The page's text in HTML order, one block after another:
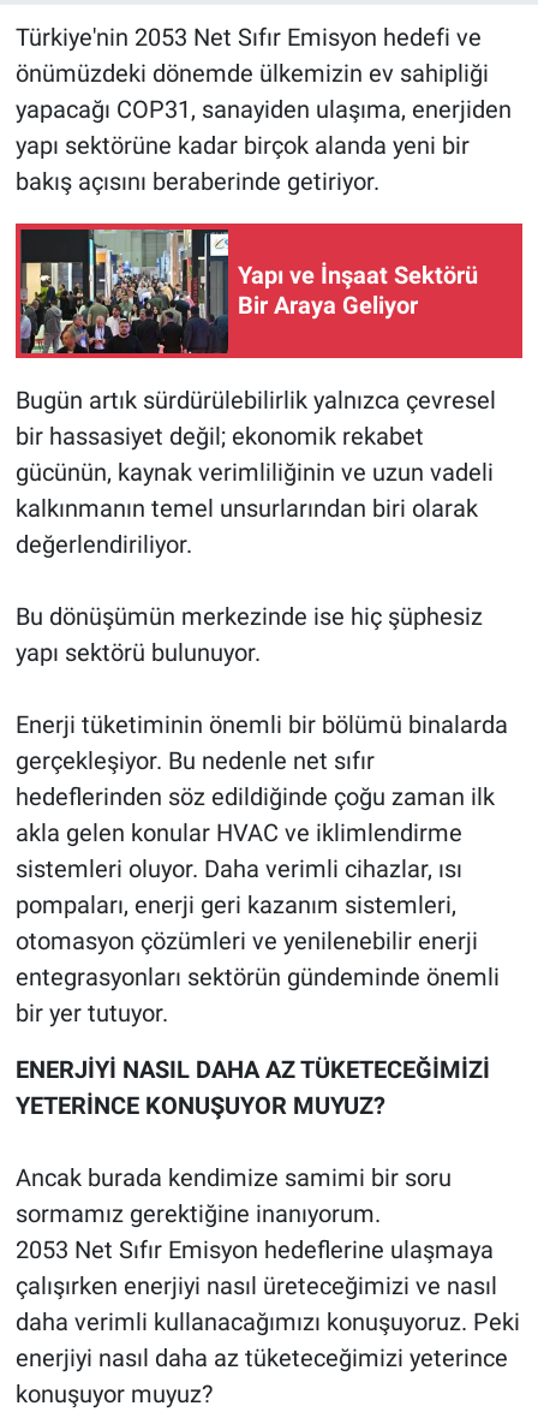
Türkiye'nin 2053 Net Sıfır Emisyon hedefi ve
önümüzdeki dönemde ülkemizin ev sahipliği
yapacağı COP31, sanayiden ulaşıma, enerjiden
yapı sektörüne kadar birçok alanda yeni bir
bakış açısını beraberinde getiriyor.
Yapı ve İnşaat Sektörü
Bir Araya Geliyor
Bugün artık sürdürülebilirlik yalnızca çevresel
bir hassasiyet değil; ekonomik rekabet
gücünün, kaynak verimliliğinin ve uzun vadeli
kalkınmanın temel unsurlarından biri olarak
değerlendiriliyor.
Bu dönüşümün merkezinde ise hiç şüphesiz
yapı sektörü bulunuyor.
Enerji tüketiminin önemli bir bölümü binalarda
gerçekleşiyor. Bu nedenle net sıfır
hedeflerinden söz edildiğinde çoğu zaman ilk
akla gelen konular HVAC ve iklimlendirme
sistemleri oluyor. Daha verimli cihazlar, ısı
pompaları, enerji geri kazanım sistemleri,
otomasyon çözümleri ve yenilenebilir enerji
entegrasyonları sektörün gündeminde önemli
bir yer tutuyor.
ENERJİYİ NASIL DAHA AZ TÜKETECEĞİMİZİ
YETERİNCE KONUŞUYOR MUYUZ?
Ancak burada kendimize samimi bir soru
sormamız gerektiğine inanıyorum.
2053 Net Sıfır Emisyon hedeflerine ulaşmaya
çalışırken enerjiyi nasıl üreteceğimizi ve nasıl
daha verimli kullanacağımızı konuşuyoruz. Peki
enerjiyi nasıl daha az tüketeceğimizi yeterince
konuşuyor muyuz?